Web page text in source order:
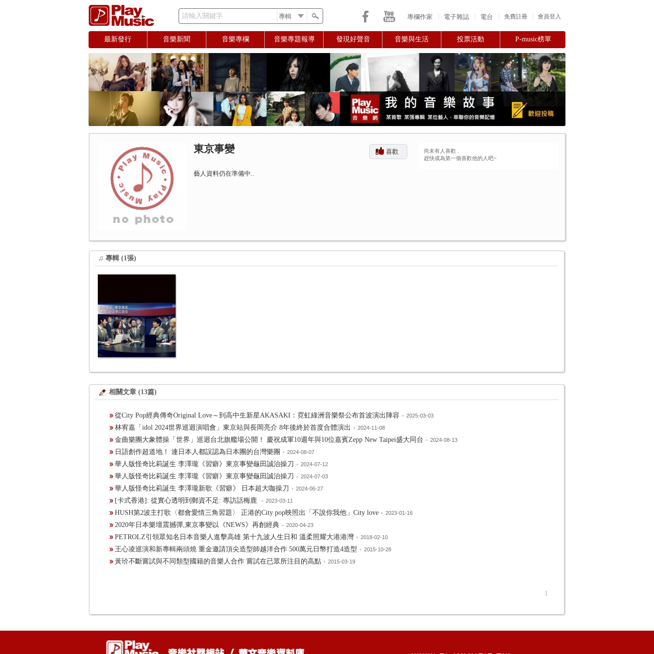
請輸入關鍵字 會員登入
免費註冊
專欄作家 電子雜誌 電台
最新發行 音樂新聞 音樂專欄 音樂專題報導 發現好聲音 音樂與生活 投票活動 P-music榜單
東京事變 喜歡
藝人資料仍在準備中..
尚未有人喜歡
趕快成為第一個喜歡他的人吧~
♫ 專輯 (1張)
相關文章 (13篇)
從City Pop經典傳奇Original Love～到高中生新星AKASAKI：霓虹綠洲音樂祭公布首波演出陣容 • 2025-03-03
林宥嘉「idol 2024世界巡迴演唱會」東京站與長岡亮介 8年後終於首度合體演出 • 2024-11-08
金曲樂團大象體操「世界」巡迴台北旗艦場公開！ 慶祝成軍10週年與10位嘉賓Zepp New Taipei盛大同台 • 2024-08-13
日語創作超道地！ 連日本人都誤認為日本團的台灣樂團 • 2024-08-07
華人版怪奇比莉誕生 李澤瓏《習癖》東京事變龜田誠治操刀 • 2024-07-12
華人版怪奇比莉誕生 李澤瓏《習癖》東京事變龜田誠治操刀 • 2024-07-03
華人版怪奇比莉誕生 李澤瓏新歌《習癖》 日本超大咖操刀 • 2024-06-27
[卡式香港]: 從實心透明到郵資不足: 專訪話梅鹿 • 2023-03-11
HUSH第2波主打歌〈都會愛情三角習題〉 正港的City pop映照出「不說你我他」City love • 2023-01-16
2020年日本樂壇震撼彈,東京事變以《NEWS》再創經典 • 2020-04-23
PETROLZ引領眾知名日本音樂人進擊高雄 第十九波人生日和 溫柔照耀大港港灣 • 2018-02-10
王心凌巡演和新專輯兩頭燒 重金邀請頂尖造型師越洋合作 500萬元日幣打造4造型 • 2015-10-28
黃玠不斷嘗試與不同類型國籍的音樂人合作 嘗試在已眾所注目的高點 • 2015-03-19
1